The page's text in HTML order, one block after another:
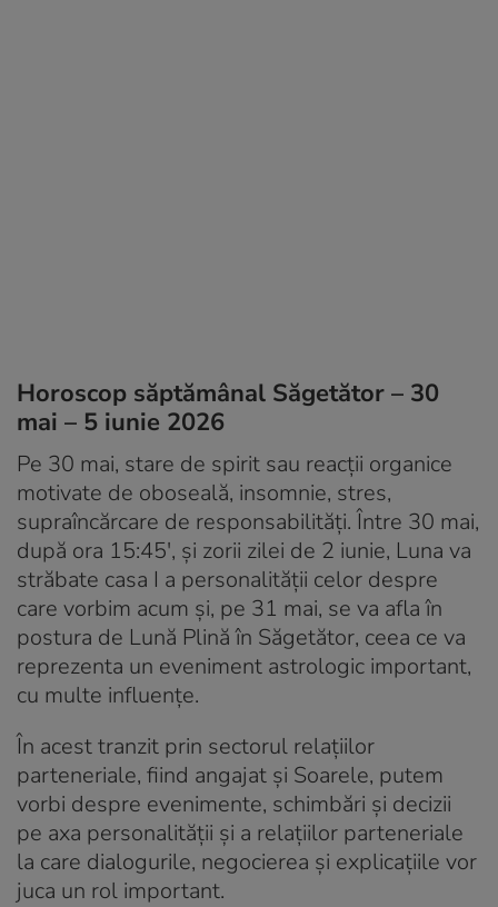
Horoscop săptămânal Săgetător – 30
mai – 5 iunie 2026
Pe 30 mai, stare de spirit sau reacții organice
motivate de oboseală, insomnie, stres,
supraîncărcare de responsabilități. Între 30 mai,
după ora 15:45′, și zorii zilei de 2 iunie, Luna va
străbate casa I a personalității celor despre
care vorbim acum și, pe 31 mai, se va afla în
postura de Lună Plină în Săgetător, ceea ce va
reprezenta un eveniment astrologic important,
cu multe influențe.
În acest tranzit prin sectorul relațiilor
parteneriale, fiind angajat și Soarele, putem
vorbi despre evenimente, schimbări și decizii
pe axa personalității și a relațiilor parteneriale
la care dialogurile, negocierea și explicațiile vor
juca un rol important.